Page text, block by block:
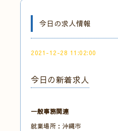
今日の求人情報
2021-12-28 11:02:00
今日の新着求人
一般事務関連
就業場所：沖縄市